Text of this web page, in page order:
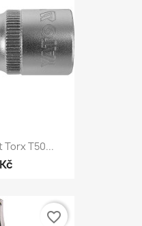
Torx T50...
favorite_border